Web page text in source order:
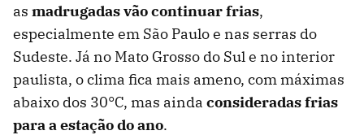
as madrugadas vão continuar frias,
especialmente em São Paulo e nas serras do
Sudeste. Já no Mato Grosso do Sul e no interior
paulista, o clima fica mais ameno, com máximas
abaixo dos 30°C, mas ainda consideradas frias
para a estação do ano.